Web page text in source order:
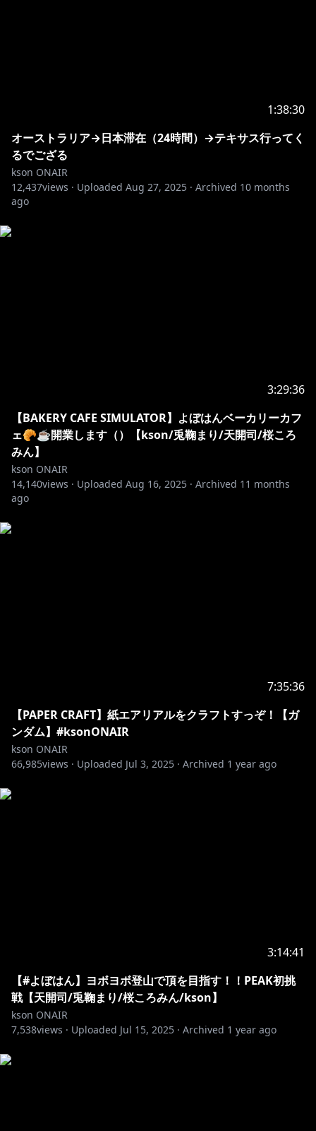
1:38:30
オーストラリア→日本滞在（24時間）→テキサス行ってく
るでござる
kson ONAIR
12,437views · Uploaded Aug 27, 2025 · Archived 10 months
ago
3:29:36
【BAKERY CAFE SIMULATOR】よぼはんベーカリーカフ
ェ🥐☕開業します（）【kson/兎鞠まり/天開司/桜ころ
みん】
kson ONAIR
14,140views · Uploaded Aug 16, 2025 · Archived 11 months
ago
7:35:36
【PAPER CRAFT】紙エアリアルをクラフトすっぞ！【ガ
ンダム】#ksonONAIR
kson ONAIR
66,985views · Uploaded Jul 3, 2025 · Archived 1 year ago
3:14:41
【#よぼはん】ヨボヨボ登山で頂を目指す！！PEAK初挑
戦【天開司/兎鞠まり/桜ころみん/kson】
kson ONAIR
7,538views · Uploaded Jul 15, 2025 · Archived 1 year ago